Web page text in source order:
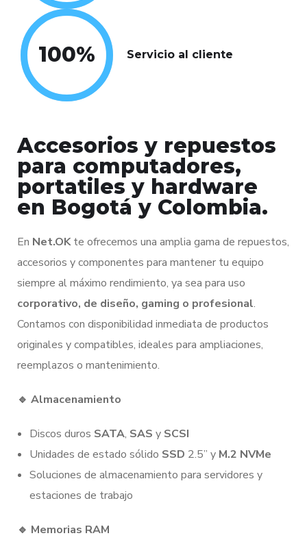
100% Servicio al cliente
Accesorios y repuestos
para computadores,
portatiles y hardware
en Bogotá y Colombia.
En Net.OKte ofrecemos una amplia gama de repuestos,
accesorios y componentes para mantener tu equipo
siempre al máximo rendimiento, ya sea para uso
corporativo, de diseño, gaming o profesional.
Contamos con disponibilidad inmediata de productos
originales y compatibles, ideales para ampliaciones,
reemplazos o mantenimiento.
🔹 Almacenamiento
Discos duros SATA, SAS y SCSI
Unidades de estado sólido SSD 2.5” y M.2 NVMe
Soluciones de almacenamiento para servidores y
estaciones de trabajo
🔹 Memorias RAM